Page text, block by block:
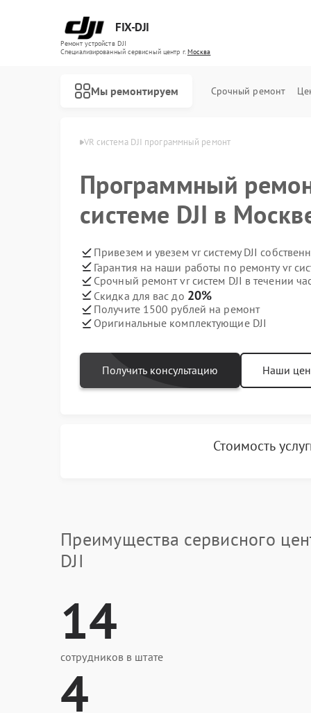
FIX-DJI
Ремонт устройств DJI
Специализированный cервисный центр г.Москва
Мы ремонтируем Срочный ремонт
VR система DJI программный ремонт
Программный
системе DJI в
Привезем и увезем vr систему DJI
Гарантия на наши работы по ремонту vr
Срочный ремонт vr систем DJI в течении
Скидка для вас до 20%
Получите 1500 рублей на ремонт
Оригинальные комплектующие DJI
Получить консультацию Наши
Стоимость
Преимущества сервисного
DJI
14
сотрудников в штате
4